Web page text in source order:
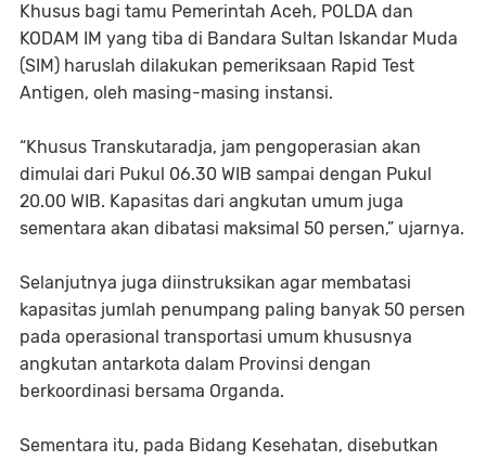
Khusus bagi tamu Pemerintah Aceh, POLDA dan
KODAM IM yang tiba di Bandara Sultan Iskandar Muda
(SIM) haruslah dilakukan pemeriksaan Rapid Test
Antigen, oleh masing-masing instansi.
“Khusus Transkutaradja, jam pengoperasian akan
dimulai dari Pukul 06.30 WIB sampai dengan Pukul
20.00 WIB. Kapasitas dari angkutan umum juga
sementara akan dibatasi maksimal 50 persen,” ujarnya.
Selanjutnya juga diinstruksikan agar membatasi
kapasitas jumlah penumpang paling banyak 50 persen
pada operasional transportasi umum khususnya
angkutan antarkota dalam Provinsi dengan
berkoordinasi bersama Organda.
Sementara itu, pada Bidang Kesehatan, disebutkan